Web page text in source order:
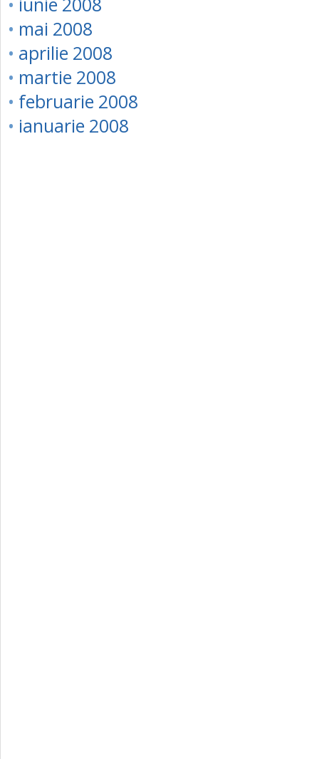
• mai 2008
• aprilie 2008
• martie 2008
• februarie 2008
• ianuarie 2008